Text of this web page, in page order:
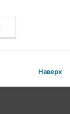
Наверх